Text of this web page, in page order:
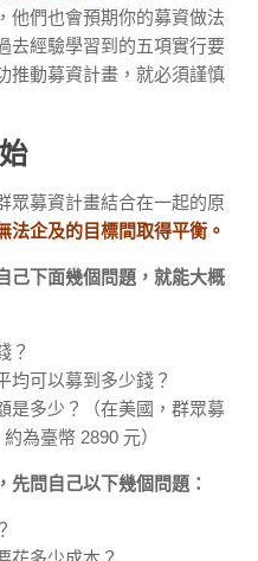
他們也會預期你的募資做法
去經驗學習到的五項實行要
推動募資計畫，就必須謹慎
眾募資計畫結合在一起的原
法企及的目標間取得平衡。
己下面幾個問題，就能大概
？
均可以募到多少錢？
是多少？（在美國，群眾募
為臺幣 2890 元）
先問自己以下幾個問題：